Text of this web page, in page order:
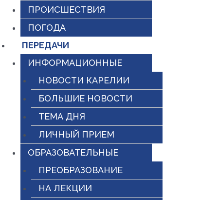
ПРОИСШЕСТВИЯ
ПОГОДА
ПЕРЕДАЧИ
ИНФОРМАЦИОННЫЕ
НОВОСТИ КАРЕЛИИ
БОЛЬШИЕ НОВОСТИ
ТЕМА ДНЯ
ЛИЧНЫЙ ПРИЕМ
ОБРАЗОВАТЕЛЬНЫЕ
ПРЕОБРАЗОВАНИЕ
НА ЛЕКЦИИ